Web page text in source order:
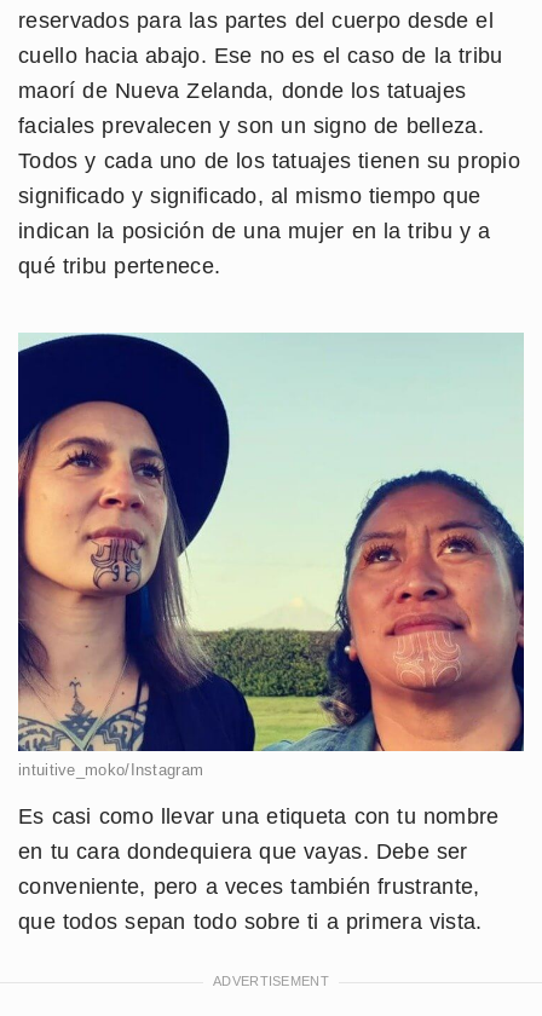
reservados para las partes del cuerpo desde el
cuello hacia abajo. Ese no es el caso de la tribu
maorí de Nueva Zelanda, donde los tatuajes
faciales prevalecen y son un signo de belleza.
Todos y cada uno de los tatuajes tienen su propio
significado y significado, al mismo tiempo que
indican la posición de una mujer en la tribu y a
qué tribu pertenece.
intuitive_moko/Instagram
Es casi como llevar una etiqueta con tu nombre
en tu cara dondequiera que vayas. Debe ser
conveniente, pero a veces también frustrante,
que todos sepan todo sobre ti a primera vista.